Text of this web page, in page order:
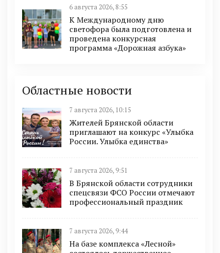
6 августа 2026, 8:55
К Международному дню
светофора была подготовлена и
проведена конкурсная
программа «Дорожная азбука»
Областные новости
7 августа 2026, 10:15
Жителей Брянской области
приглашают на конкурс «Улыбка
России. Улыбка единства»
7 августа 2026, 9:51
В Брянской области сотрудники
спецсвязи ФСО России отмечают
профессиональный праздник
7 августа 2026, 9:44
На базе комплекса «Лесной»